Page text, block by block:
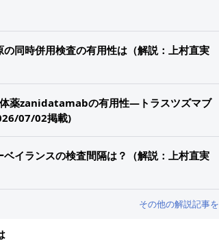
同時併用検査の有用性は（解説：上村直実
体薬zanidatamabの有用性―トラスツズマブ
07/02掲載)
イランスの検査間隔は？（解説：上村直実
その他の解説記事